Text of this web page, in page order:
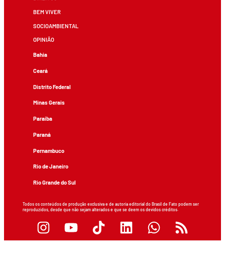
BEM VIVER
SOCIOAMBIENTAL
OPINIÃO
Bahia
Ceará
Distrito Federal
Minas Gerais
Paraíba
Paraná
Pernambuco
Rio de Janeiro
Rio Grande do Sul
Todos os conteúdos de produção exclusiva e de autoria editorial do Brasil de Fato podem ser
reproduzidos, desde que não sejam alterados e que se deem os devidos créditos.